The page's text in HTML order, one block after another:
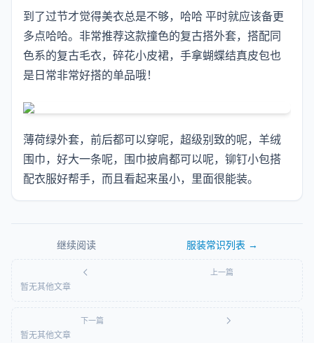
到了过节才觉得美衣总是不够，哈哈 平时就应该备更
多点哈哈。非常推荐这款撞色的复古搭外套，搭配同
色系的复古毛衣，碎花小皮裙，手拿蝴蝶结真皮包也
是日常非常好搭的单品哦！
薄荷绿外套，前后都可以穿呢，超级别致的呢，羊绒
围巾，好大一条呢，围巾披肩都可以呢，铆钉小包搭
配衣服好帮手，而且看起来虽小，里面很能装。
继续阅读 服装常识列表 →
上一篇
暂无其他文章
下一篇
暂无其他文章